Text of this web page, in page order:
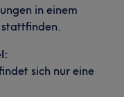
in einem
sich nur eine